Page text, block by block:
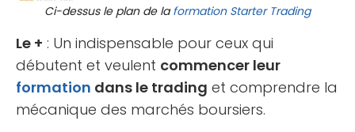
Ci-dessus le plan de laformation Starter Trading
Le + : Un indispensable pour ceux qui
débutent et veulent commencer leur
formation dans le trading et comprendre la
mécanique des marchés boursiers.